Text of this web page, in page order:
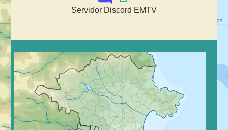
Servidor Discord EMTV